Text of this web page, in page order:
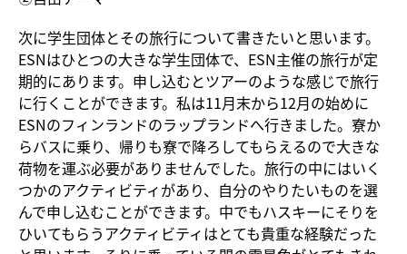
次に学生団体とその旅行について書きたいと思います。
ESNはひとつの大きな学生団体で、ESN主催の旅行が定
期的にあります。申し込むとツアーのような感じで旅行
に行くことができます。私は11月末から12月の始めに
ESNのフィンランドのラップランドへ行きました。寮か
らバスに乗り、帰りも寮で降ろしてもらえるので大きな
荷物を運ぶ必要がありませんでした。旅行の中にはいく
つかのアクティビティがあり、自分のやりたいものを選
んで申し込むことができます。中でもハスキーにそりを
ひいてもらうアクティビティはとても貴重な経験だった